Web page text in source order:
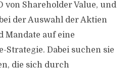
von Shareholder Value, und
der Auswahl der Aktien
Mandate auf eine
Strategie. Dabei suchen sie
die sich durch